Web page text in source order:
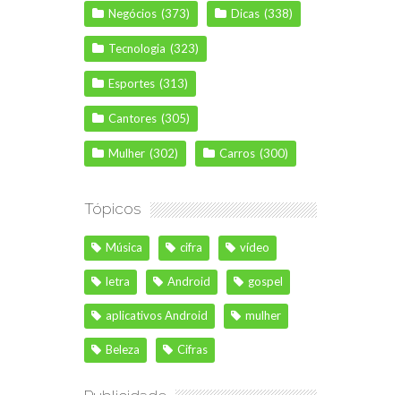
Negócios (373) Dicas (338)
Tecnologia (323)
Esportes (313)
Cantores (305)
Mulher (302) Carros (300)
Tópicos
Música cifra vídeo
letra Android gospel
aplicativos Android mulher
Beleza Cifras